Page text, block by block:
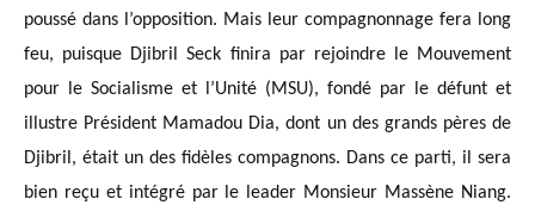
poussé dans l’opposition. Mais leur compagnonnage fera long
feu, puisque Djibril Seck finira par rejoindre le Mouvement
pour le Socialisme et l’Unité (MSU), fondé par le défunt et
illustre Président Mamadou Dia, dont un des grands pères de
Djibril, était un des fidèles compagnons. Dans ce parti, il sera
bien reçu et intégré par le leader Monsieur Massène Niang.